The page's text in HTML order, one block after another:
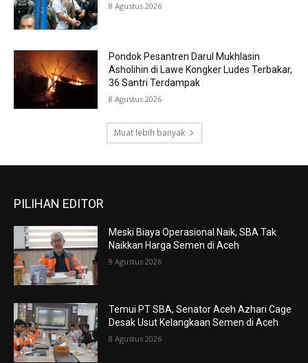
8 Agustus 2026
Pondok Pesantren Darul Mukhlasin
Asholihin di Lawe Kongker Ludes Terbakar,
36 Santri Terdampak
8 Agustus 2026
Muat lebih banyak
PILIHAN EDITOR
Meski Biaya Operasional Naik, SBA Tak
Naikkan Harga Semen di Aceh
9 Agustus 2026
Temui PT SBA, Senator Aceh Azhari Cage
Desak Usut Kelangkaan Semen di Aceh
8 Agustus 2026